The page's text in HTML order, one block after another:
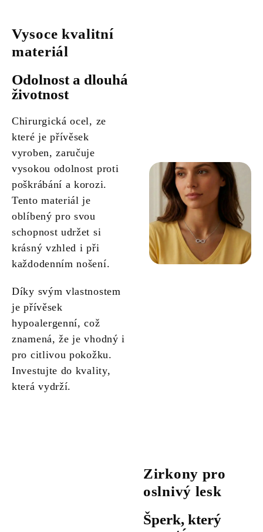
Vysoce kvalitní
materiál
Odolnost a dlouhá
životnost
Chirurgická ocel, ze
které je přívěsek
vyroben, zaručuje
vysokou odolnost proti
poškrábání a korozi.
Tento materiál je
oblíbený pro svou
schopnost udržet si
krásný vzhled i při
každodenním nošení.
Díky svým vlastnostem
je přívěsek
hypoalergenní, což
znamená, že je vhodný i
pro citlivou pokožku.
Investujte do kvality,
která vydrží.
Zirkony pro
oslnivý lesk
Šperk, který